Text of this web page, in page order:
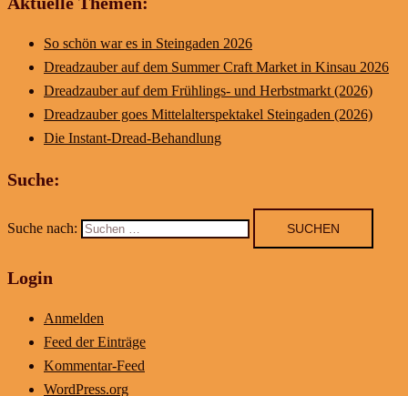
So schön war es in Steingaden 2026
Dreadzauber auf dem Summer Craft Market in Kinsau 2026
Dreadzauber auf dem Frühlings- und Herbstmarkt (2026)
Dreadzauber goes Mittelalterspektakel Steingaden (2026)
Die Instant-Dread-Behandlung
Suche:
Suche nach:
Login
Anmelden
Feed der Einträge
Kommentar-Feed
WordPress.org